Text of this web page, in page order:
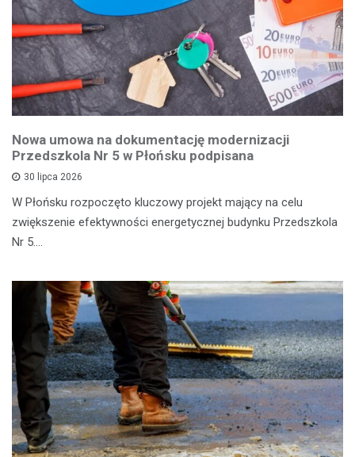
Nowa umowa na dokumentację modernizacji
Przedszkola Nr 5 w Płońsku podpisana
30 lipca 2026
W Płońsku rozpoczęto kluczowy projekt mający na celu
zwiększenie efektywności energetycznej budynku Przedszkola
Nr 5.…